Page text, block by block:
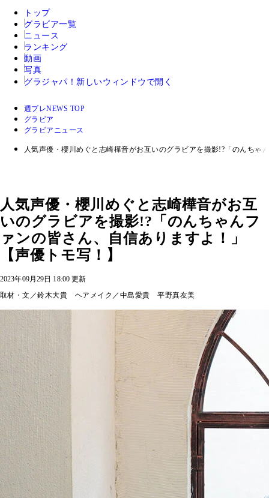
トップ
グラビア一覧
ニュース
ランキング
動画
写真
グラジャパ！ 新しいウィンドウで開く
週プレNEWS TOP
グラビア
グラビアニュース
人気声優・櫻川めぐと志崎樺音がお互いのグラビアを撮影!?「のんち
人気声優・櫻川めぐと志崎樺音がお互
いのグラビアを撮影!?「のんちゃんフ
ァンの皆さん、自信ありますよ！」
【声優トモ写！】
2023年09月29日 18:00 更新
取材・文／鈴木大貴 ヘアメイク／中島愛貴 平野真友美